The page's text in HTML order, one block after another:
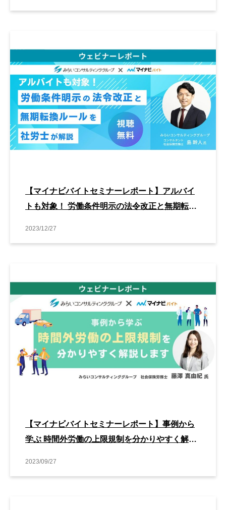
【マイナビバイトセミナーレポート】アルバイ
トも対象！ 労働条件明示の法令改正と無期転換
2023/12/27
【マイナビバイトセミナーレポート】事例から
学ぶ 時間外労働の上限規制を分かりやすく解説
2023/09/27